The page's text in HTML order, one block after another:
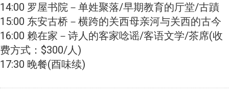
14:00 罗屋书院－单姓聚落/早期教育的厅堂/古蹟
15:00 东安古桥－横跨的关西母亲河与关西的古今
16:00 赖在家－诗人的客家唸谣/客语文学/茶席(收
费方式：$300/人)
17:30 晚餐(酉味续)